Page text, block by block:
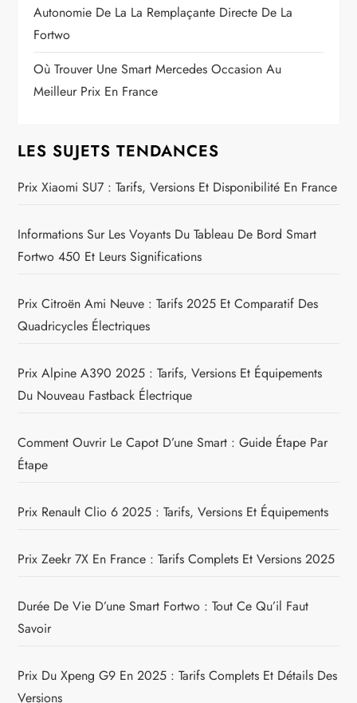
Autonomie De La La Remplaçante Directe De La
Fortwo
Où Trouver Une Smart Mercedes Occasion Au
Meilleur Prix En France
LES SUJETS TENDANCES
Prix Xiaomi SU7 : Tarifs, Versions Et Disponibilité En France
Informations Sur Les Voyants Du Tableau De Bord Smart
Fortwo 450 Et Leurs Significations
Prix Citroën Ami Neuve : Tarifs 2025 Et Comparatif Des
Quadricycles Électriques
Prix Alpine A390 2025 : Tarifs, Versions Et Équipements
Du Nouveau Fastback Électrique
Comment Ouvrir Le Capot D’une Smart : Guide Étape Par
Étape
Prix Renault Clio 6 2025 : Tarifs, Versions Et Équipements
Prix Zeekr 7X En France : Tarifs Complets Et Versions 2025
Durée De Vie D’une Smart Fortwo : Tout Ce Qu’il Faut
Savoir
Prix Du Xpeng G9 En 2025 : Tarifs Complets Et Détails Des
Versions